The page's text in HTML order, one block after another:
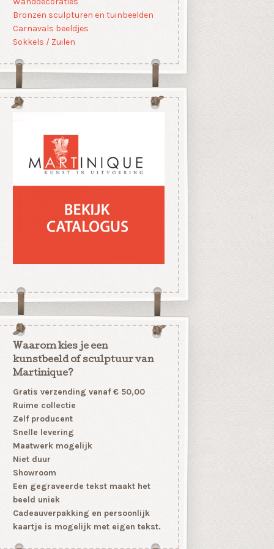
Bronzen sculpturen en tuinbeelden
Carnavals beeldjes
Sokkels / Zuilen
Waarom kies je een
kunstbeeld of sculptuur van
Martinique?
Gratis verzending vanaf € 50,00
Ruime collectie
Zelf producent
Snelle levering
Maatwerk mogelijk
Niet duur
Showroom
Een gegraveerde tekst maakt het
beeld uniek
Cadeauverpakking en persoonlijk
kaartje is mogelijk met eigen tekst.